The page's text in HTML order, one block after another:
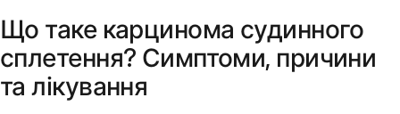
Що таке карцинома судинного
сплетення? Симптоми, причини
та лікування